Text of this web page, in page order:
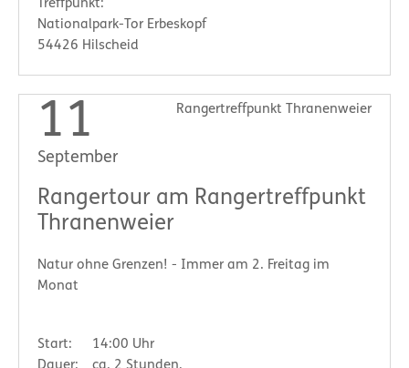
Treffpunkt:
Nationalpark-Tor Erbeskopf
54426 Hilscheid
11
September
Rangertreffpunkt Thranenweier
Rangertour am Rangertreffpunkt
Thranenweier
Natur ohne Grenzen! - Immer am 2. Freitag im
Monat
Start:
14:00 Uhr